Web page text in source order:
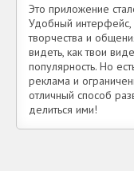
Это приложение
Удобный
творчества и
видеть, как твои
популярность. Но
реклама и
отличный способ
делиться ими!